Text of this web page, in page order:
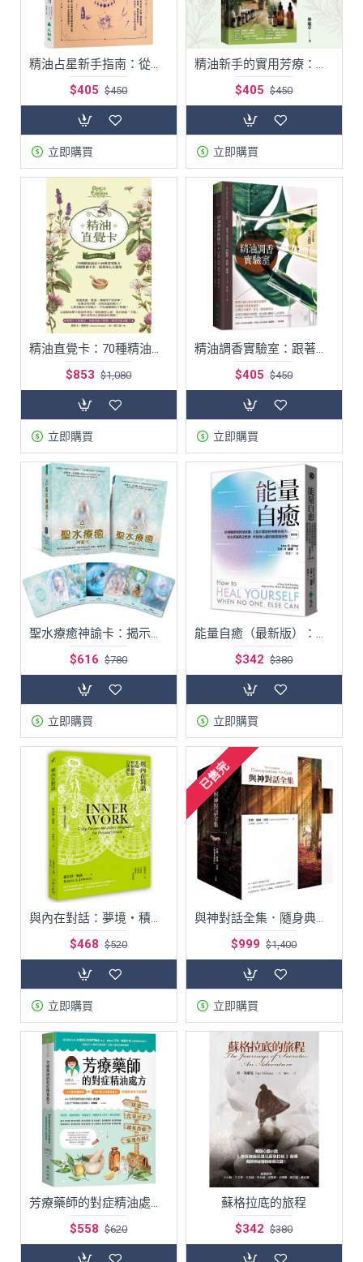
精油占星新手指南：從星盤深度解讀你的一生，搭配精油芳療恢復身心健康，突破人生困境！
$405 $450
立即購買
精油新手的實用芳療：精選40種高CP值精油和52個配方，搭配15招瑜珈提斯，讓你快速恢復健康、美肌瘦身、抒發情緒！
$405 $450
立即購買
精油直覺卡：70種精油訊息x 40種實用配方，舒緩情緒不安，滋養身心正能量
$853 $1,080
立即購買
精油調香實驗室：跟著大師分辨各種香氣類型，快速提升嗅覺敏銳度！自製室內薰香、香水、精油鍊香氣
$405 $450
立即購買
聖水療癒神諭卡：揭示水元素的神聖奧秘，指引你迎接生命中的轉化、豐盛與喜悅
$616 $780
立即購買
能量自癒（最新版）：哈佛醫學院教授推薦，3個步驟啟動身體自癒力，找出病痛真正根源，恢復身心靈的健康與完整
$342 $380
立即購買
與內在對話：夢境‧積極想像‧自我轉化
$468 $520
立即購買
已售完
與神對話全集．隨身典藏版
$999 $1,400
立即購買
芳療藥師的對症精油處方：125種常備精油與100種天然精油處方，照護你和孩子的健康
$558 $620
蘇格拉底的旅程
$342 $380